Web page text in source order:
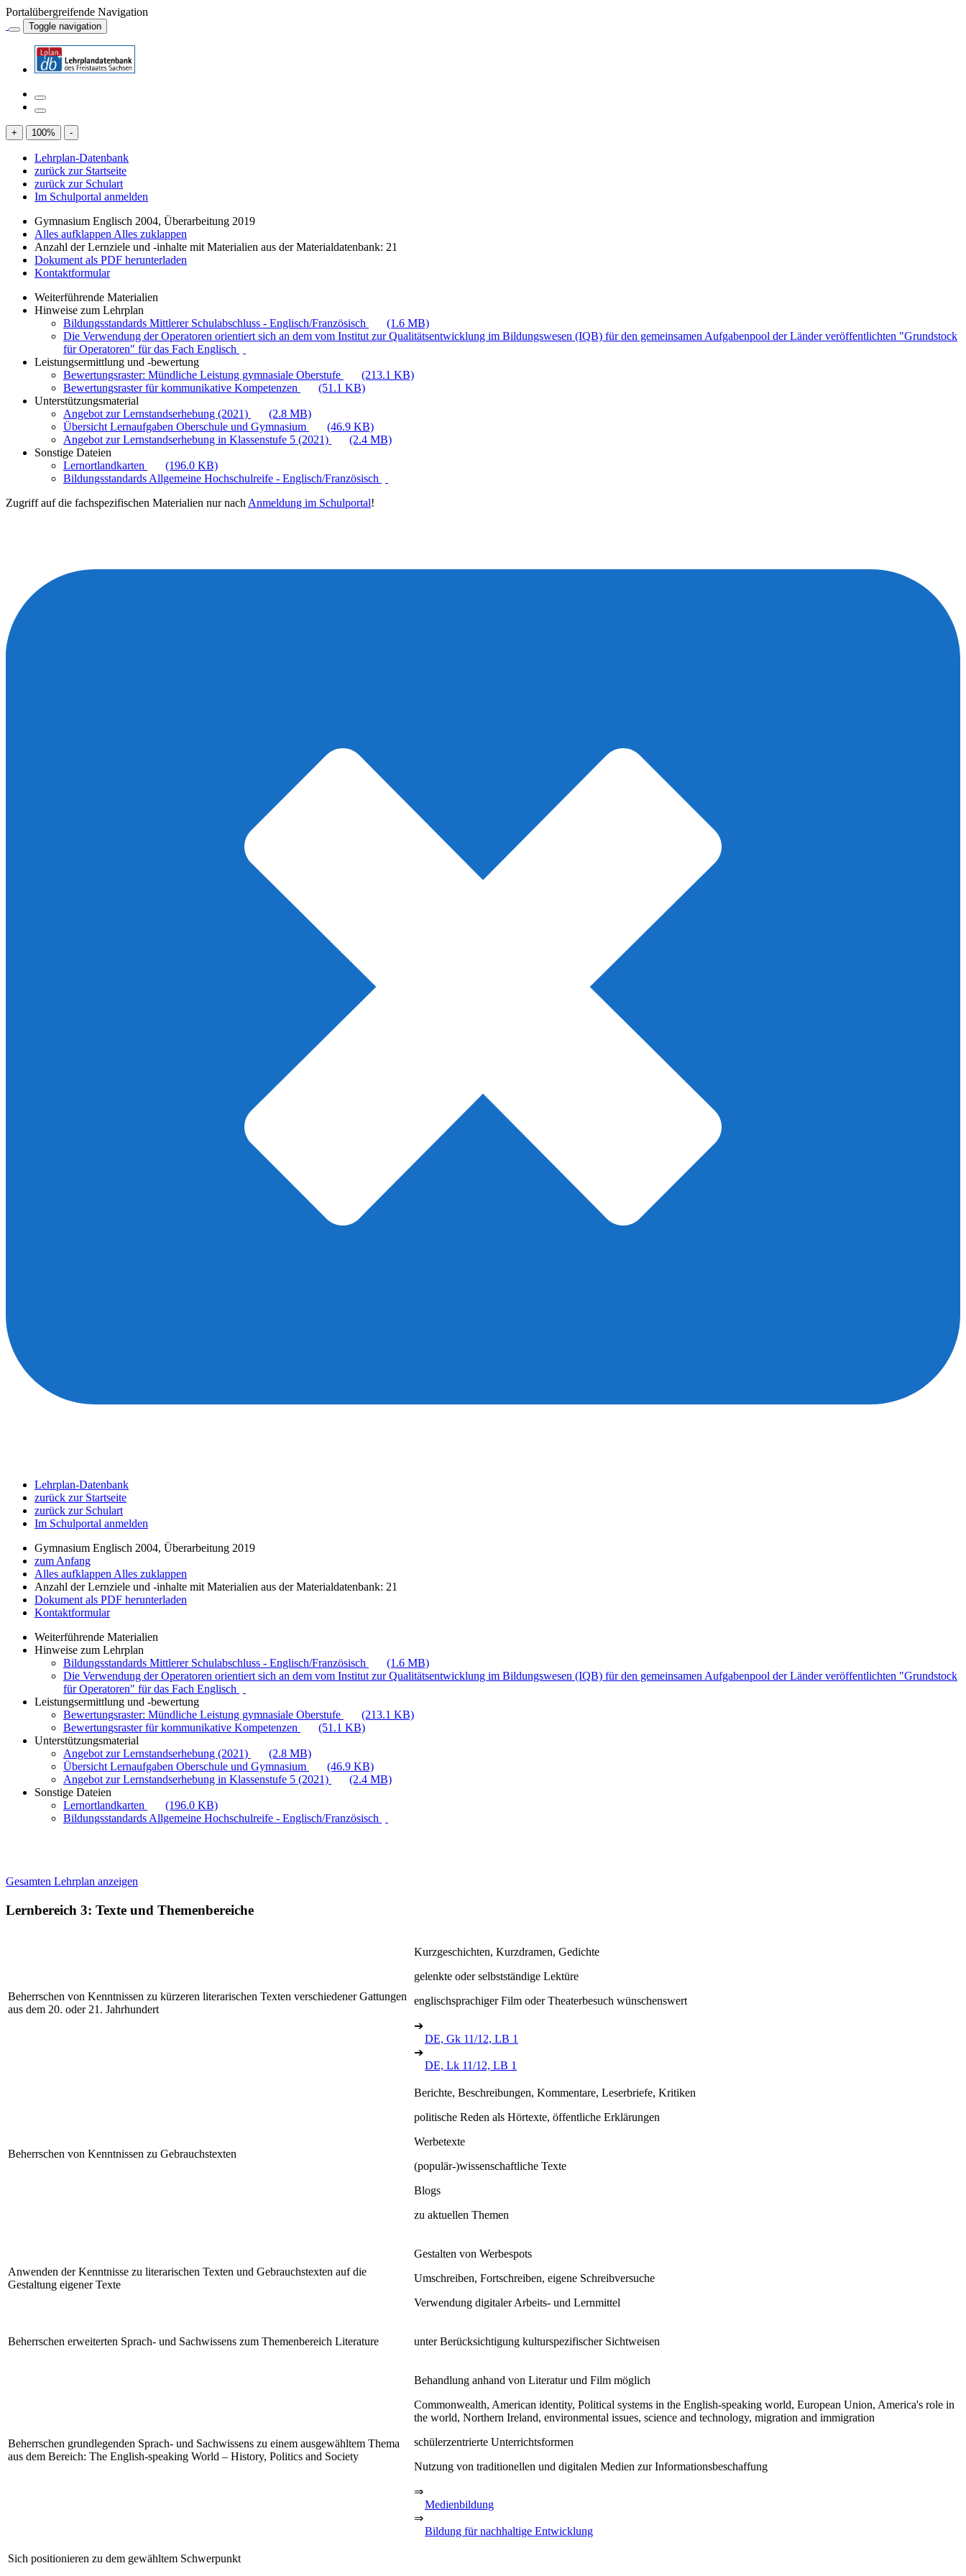
Portalübergreifende Navigation
Toggle navigation
+ 100% -
Lehrplan-Datenbank
zurück zur Startseite
zurück zur Schulart
Im Schulportal anmelden
Gymnasium Englisch 2004, Überarbeitung 2019
Alles aufklappen Alles zuklappen
Anzahl der Lernziele und -inhalte mit Materialien aus der Materialdatenbank: 21
Dokument als PDF herunterladen
Kontaktformular
Weiterführende Materialien
Hinweise zum Lehrplan
Bildungsstandards Mittlerer Schulabschluss - Englisch/Französisch
(1.6 MB)
Die Verwendung der Operatoren orientiert sich an dem vom Institut zur Qualitätsentwicklung im Bildungswesen (IQB) für den gemeinsamen Aufgabenpool der Länder veröffentlichten "Grundstock
für Operatoren" für das Fach Englisch
Leistungsermittlung und -bewertung
Bewertungsraster: Mündliche Leistung gymnasiale Oberstufe
(213.1 KB)
Bewertungsraster für kommunikative Kompetenzen
(51.1 KB)
Unterstützungsmaterial
Angebot zur Lernstandserhebung (2021)
(2.8 MB)
Übersicht Lernaufgaben Oberschule und Gymnasium
(46.9 KB)
Angebot zur Lernstandserhebung in Klassenstufe 5 (2021)
(2.4 MB)
Sonstige Dateien
Lernortlandkarten
(196.0 KB)
Bildungsstandards Allgemeine Hochschulreife - Englisch/Französisch
Zugriff auf die fachspezifischen Materialien nur nach Anmeldung im Schulportal!
Lehrplan-Datenbank
zurück zur Startseite
zurück zur Schulart
Im Schulportal anmelden
Gymnasium Englisch 2004, Überarbeitung 2019
zum Anfang
Alles aufklappen Alles zuklappen
Anzahl der Lernziele und -inhalte mit Materialien aus der Materialdatenbank: 21
Dokument als PDF herunterladen
Kontaktformular
Weiterführende Materialien
Hinweise zum Lehrplan
Bildungsstandards Mittlerer Schulabschluss - Englisch/Französisch
(1.6 MB)
Die Verwendung der Operatoren orientiert sich an dem vom Institut zur Qualitätsentwicklung im Bildungswesen (IQB) für den gemeinsamen Aufgabenpool der Länder veröffentlichten "Grundstock
für Operatoren" für das Fach Englisch
Leistungsermittlung und -bewertung
Bewertungsraster: Mündliche Leistung gymnasiale Oberstufe
(213.1 KB)
Bewertungsraster für kommunikative Kompetenzen
(51.1 KB)
Unterstützungsmaterial
Angebot zur Lernstandserhebung (2021)
(2.8 MB)
Übersicht Lernaufgaben Oberschule und Gymnasium
(46.9 KB)
Angebot zur Lernstandserhebung in Klassenstufe 5 (2021)
(2.4 MB)
Sonstige Dateien
Lernortlandkarten
(196.0 KB)
Bildungsstandards Allgemeine Hochschulreife - Englisch/Französisch
Gesamten Lehrplan anzeigen
Lernbereich 3: Texte und Themenbereiche
Beherrschen von Kenntnissen zu kürzeren literarischen Texten verschiedener Gattungen
aus dem 20. oder 21. Jahrhundert
Kurzgeschichten, Kurzdramen, Gedichte
gelenkte oder selbstständige Lektüre
englischsprachiger Film oder Theaterbesuch wünschenswert
➔
DE, Gk 11/12, LB 1
➔
DE, Lk 11/12, LB 1
Beherrschen von Kenntnissen zu Gebrauchstexten
Berichte, Beschreibungen, Kommentare, Leserbriefe, Kritiken
politische Reden als Hörtexte, öffentliche Erklärungen
Werbetexte
(populär-)wissenschaftliche Texte
Blogs
zu aktuellen Themen
Anwenden der Kenntnisse zu literarischen Texten und Gebrauchstexten auf die
Gestaltung eigener Texte
Gestalten von Werbespots
Umschreiben, Fortschreiben, eigene Schreibversuche
Verwendung digitaler Arbeits- und Lernmittel
Beherrschen erweiterten Sprach- und Sachwissens zum Themenbereich Literature unter Berücksichtigung kulturspezifischer Sichtweisen
Beherrschen grundlegenden Sprach- und Sachwissens zu einem ausgewähltem Thema
aus dem Bereich: The English-speaking World – History, Politics and Society
Behandlung anhand von Literatur und Film möglich
Commonwealth, American identity, Political systems in the English-speaking world, European Union, America's role in
the world, Northern Ireland, environmental issues, science and technology, migration and immigration
schülerzentrierte Unterrichtsformen
Nutzung von traditionellen und digitalen Medien zur Informationsbeschaffung
⇒
Medienbildung
⇒
Bildung für nachhaltige Entwicklung
Sich positionieren zu dem gewähltem Schwerpunkt